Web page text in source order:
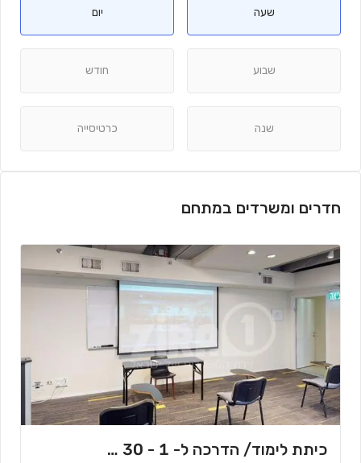
שעה יום
שבוע חודש
שנה כרטיסייה
חדרים ומשרדים במתחם
כיתת לימוד/ הדרכה ל- 1 - 30 אנשים